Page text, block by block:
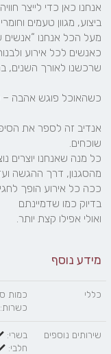
ואולי אפילו קצת יותר.
מידע נוסף
כללי כמות
כשרות:
שירותים נוספים
בשרי:
חלבי: